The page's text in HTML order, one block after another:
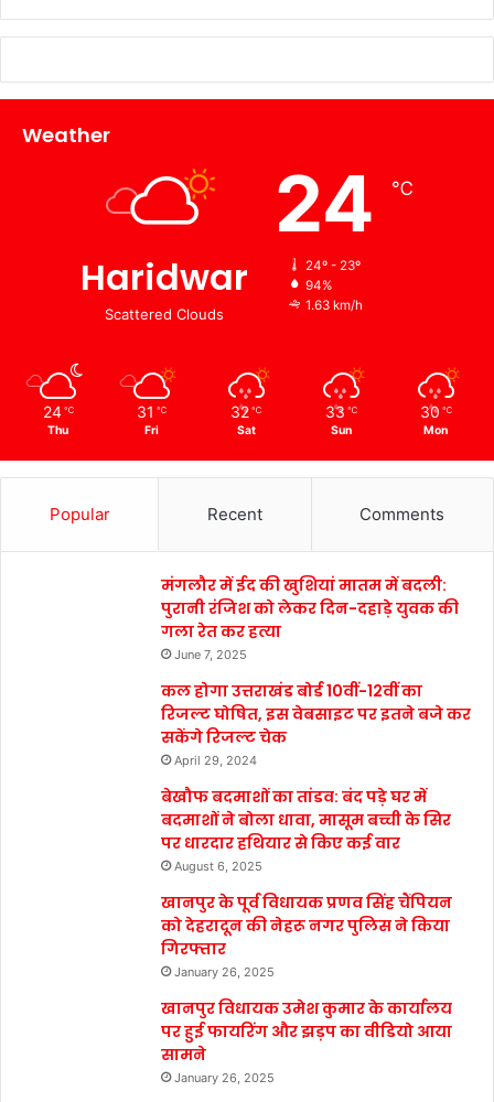
Weather
Haridwar
Scattered Clouds
24 ℃
24º - 23º
94%
1.63 km/h
24 ℃
Thu
31 ℃
Fri
32 ℃
Sat
33 ℃
Sun
30 ℃
Mon
Popular Recent Comments
मंगलौर में ईद की खुशियां मातम में बदली:
पुरानी रंजिश को लेकर दिन-दहाड़े युवक की
गला रेत कर हत्या
June 7, 2025
कल होगा उत्तराखंड बोर्ड 10वीं-12वीं का
रिजल्ट घोषित, इस वेबसाइट पर इतने बजे कर
सकेंगे रिजल्ट चेक
April 29, 2024
बेखौफ बदमाशों का तांडव: बंद पड़े घर में
बदमाशों ने बोला धावा, मासूम बच्ची के सिर
पर धारदार हथियार से किए कई वार
August 6, 2025
खानपुर के पूर्व विधायक प्रणव सिंह चैंपियन
को देहरादून की नेहरू नगर पुलिस ने किया
गिरफ्तार
January 26, 2025
खानपुर विधायक उमेश कुमार के कार्यालय
पर हुई फायरिंग और झड़प का वीडियो आया
सामने
January 26, 2025